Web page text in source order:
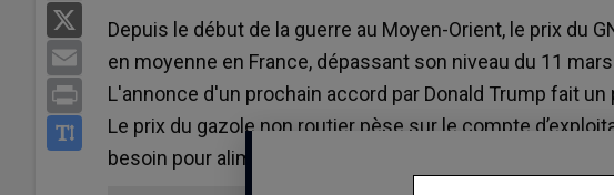
Email
Print
Depuis le début de la guerre au Moyen-Orient, le prix du
en moyenne en France, dépassant son niveau du 11
L'annonce d'un prochain accord par Donald Trump fait
Le prix du gazole non routier pèse sur le compte
besoin pour alimenter leurs engins agricoles. Retrouvez